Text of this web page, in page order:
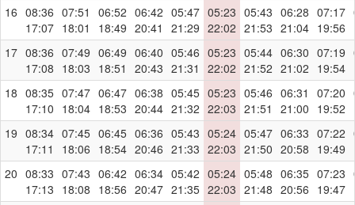
16 08:36
17:07
07:51
18:01
06:52
18:49
06:42
20:41
05:47
21:29
05:23
22:02
05:43
21:53
06:28
21:04
07:17
19:56
17 08:36
17:08
07:49
18:03
06:49
18:51
06:40
20:43
05:46
21:31
05:23
22:02
05:44
21:52
06:30
21:02
07:19
19:54
18 08:35
17:10
07:47
18:04
06:47
18:53
06:38
20:44
05:45
21:32
05:23
22:03
05:46
21:51
06:31
21:00
07:20
19:52
19 08:34
17:11
07:45
18:06
06:45
18:54
06:36
20:46
05:43
21:33
05:24
22:03
05:47
21:50
06:33
20:58
07:22
19:49
20 08:33
17:13
07:43
18:08
06:42
18:56
06:34
20:47
05:42
21:35
05:24
22:03
05:48
21:48
06:35
20:56
07:23
19:47